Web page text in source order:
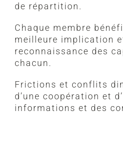
de répartition.
Chaque membre
meilleure implication
reconnaissance des
chacun.
Frictions et conflits
d’une coopération et
informations et des